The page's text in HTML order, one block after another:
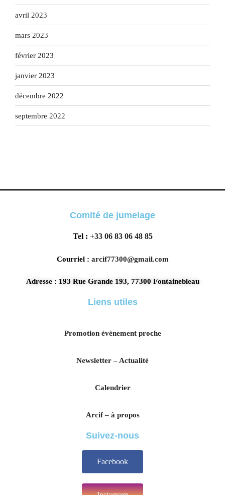
avril 2023
mars 2023
février 2023
janvier 2023
décembre 2022
septembre 2022
Comité de jumelage
Tel : +33 06 83 06 48 85
Courriel : arcif77300@gmail.com
Adresse : 193 Rue Grande 193, 77300 Fontainebleau
Liens utiles
Promotion évènement proche
Newsletter – Actualité
Calendrier
Arcif – à propos
Suivez-nous
Facebook